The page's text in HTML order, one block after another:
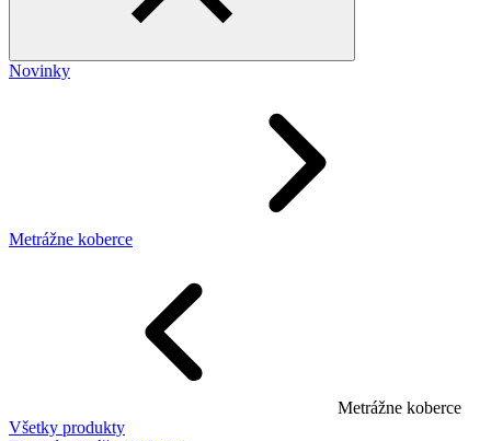
Novinky
Metrážne koberce
Metrážne koberce
Všetky produkty